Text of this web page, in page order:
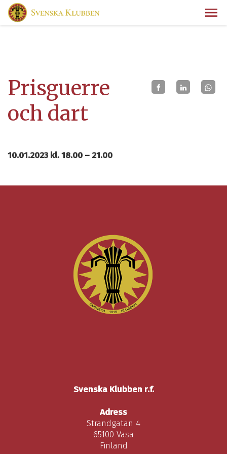
Prisguerre
och dart
10.01.2023 kl. 18.00 – 21.00
Svenska Klubben r.f.
Adress
Strandgatan 4
65100 Vasa
Finland